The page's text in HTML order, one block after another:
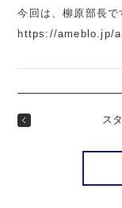
今回は、柳原部長で
https://ameblo.jp/
ス